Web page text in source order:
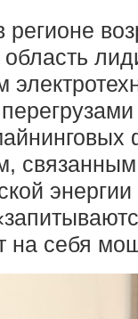
регионе
область
на себя